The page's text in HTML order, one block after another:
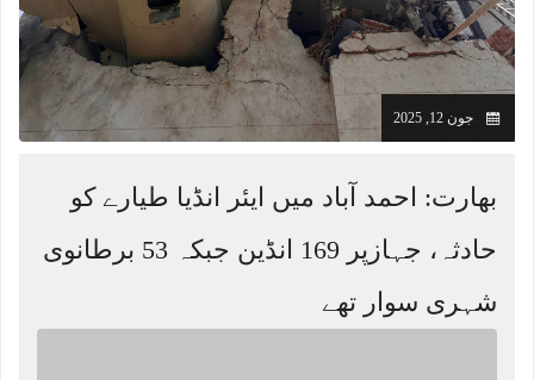
جون 12, 2025
بھارت: احمد آباد میں ایئر انڈیا طیارے کو
حادثہ، جہازپر 169 انڈین جبکہ 53 برطانوی
شہری سوار تھے